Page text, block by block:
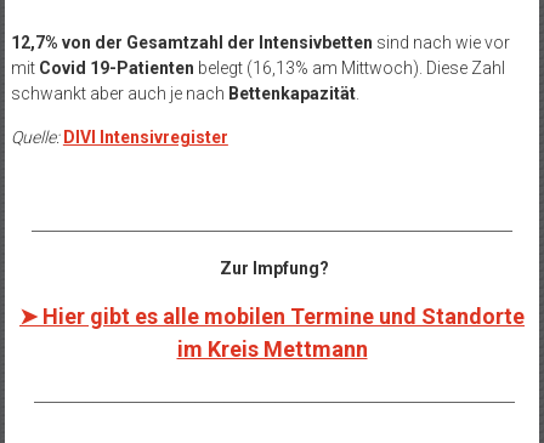
12,7% von der Gesamtzahl der Intensivbetten sind nach wie vor
mitCovid 19-Patienten belegt (16,13% am Mittwoch). Diese Zahl
schwankt aber auch je nach Bettenkapazität.
Quelle: DIVI Intensivregister
Zur Impfung?
➤ Hier gibt es alle mobilen Termine und Standorte
im Kreis Mettmann